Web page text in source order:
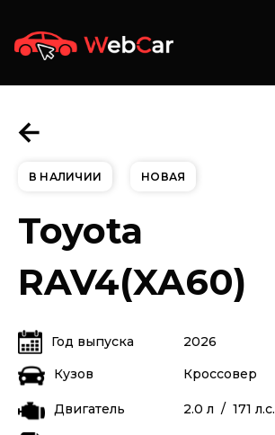
В НАЛИЧИИ НОВАЯ
Toyota
RAV4(XA60)
Год выпуска
2026
Кузов
Кроссовер
Двигатель 2.0 л / 171 л.с.